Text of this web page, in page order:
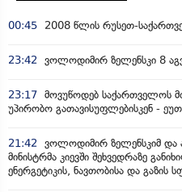
00:45 2008 წლის რუსეთ-
23:42 ვოლოდიმირ ზელენსკი 8
23:17 მოვუწოდებ საქართველოს
უპირობო გათავისუფლებისკენ -
21:42 ვოლოდიმირ ზელენსკიმ და
მინისტრმა კიევში შეხვედრაზე
ენერგეტიკის, ნავთობისა და